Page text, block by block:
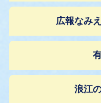
広報なみ
浪江